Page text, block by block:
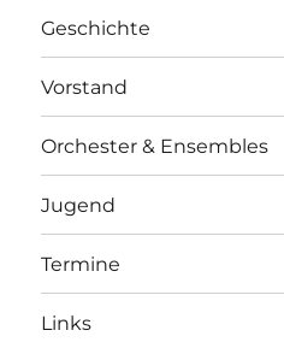
Geschichte
Vorstand
Orchester & Ensembles
Jugend
Termine
Links